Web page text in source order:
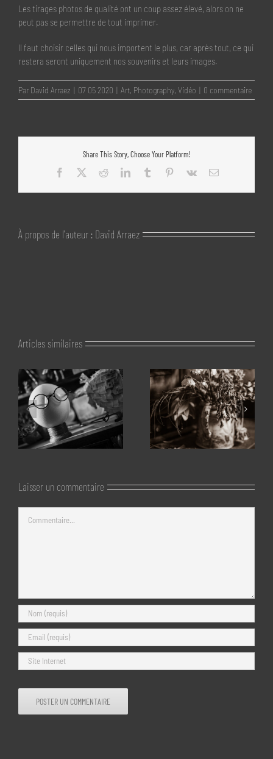
Les tirages photos de qualité ont un coup assez élevé, alors on ne
peut pas se permettre de tout imprimer.
Il faut choisir celles qui nous importent le plus, car après tout, ce qui
restera seront uniquement nos souvenirs et leurs images.
Par David Arraez | 07 05 2020 | Art, Photography, Vidéo | 0 commentaire
Share This Story, Choose Your Platform!
Facebook
RedditLinkedInTumblr Pinterest
Vk Email
À propos de l'auteur : David Arraez
Articles similaires
Laisser un commentaire